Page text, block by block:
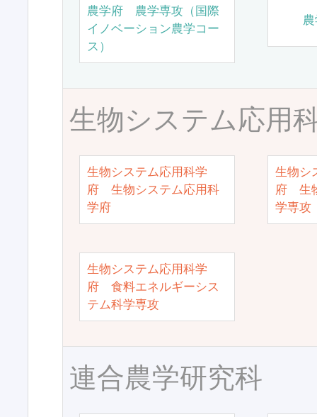
農学府 農学専攻（国際
イノベーション農学コー
ス）
生物システム応用
生物システム応用科学
府 生物システム応用科
学府
生物シ
府 生
学専攻
生物システム応用科学
府 食料エネルギーシス
テム科学専攻
連合農学研究科